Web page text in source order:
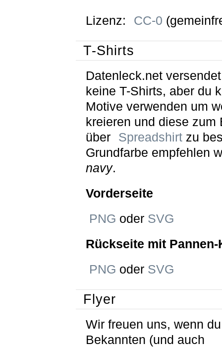
Lizenz: CC-0
T-Shirts
Datenleck.net
keine T-Shirts, aber du
Motive verwenden um
kreieren und diese zum
über
Spreadshirtzu
Grundfarbe empfehlen
navy.
Vorderseite
PNG oder SVG
Rückseite mit Pannen-
PNG oder SVG
Flyer
Wir freuen uns, wenn
Bekannten (und auch